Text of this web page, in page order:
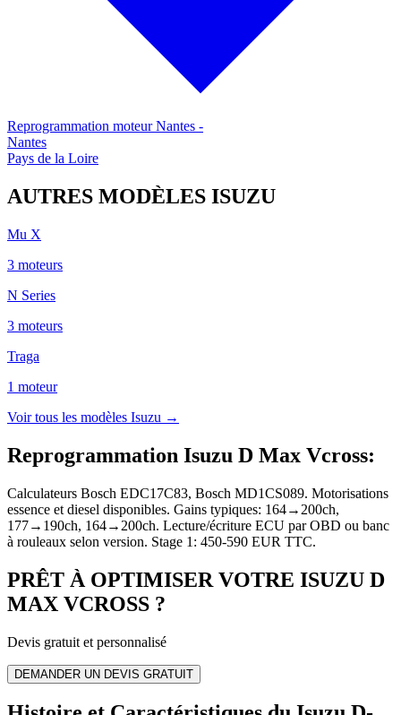
Reprogrammation moteurNantes -
Nantes
Pays de la Loire
AUTRES MODÈLES ISUZU
Mu X
3 moteurs
N Series
3 moteurs
Traga
1 moteur
Voir tous les modèles Isuzu →
Reprogrammation Isuzu D Max Vcross:
Calculateurs Bosch EDC17C83, Bosch MD1CS089. Motorisations
essence et diesel disponibles. Gains typiques: 164→200ch,
177→190ch, 164→200ch. Lecture/écriture ECU par OBD ou banc
à rouleaux selon version. Stage 1: 450-590 EUR TTC.
PRÊT À OPTIMISER VOTRE ISUZU D
MAX VCROSS ?
Devis gratuit et personnalisé
DEMANDER UN DEVIS GRATUIT